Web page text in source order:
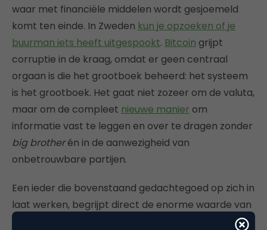
waar met financiële middelen wordt gesjoemeld
komt ten einde. In Zweden kun je opzoeken of je
buurman iets heeft uitgespookt. Bitcoin grijpt
corruptie in de kraag, omdat er geen centraal
orgaan is die het grootboek beheerd: het systeem
is het grootboek. Het gaat niet zozeer om de valuta,
maar om de compleet nieuwe manier om
informatie vast te leggen en over te dragen zonder
big brotherén in de aanwezigheid van
onbetrouwbare partijen.
Een ieder die bovenstaand gedachtegoed op zich in
laat werken, begrijpt direct de enorme waarde van
het bitcoin-protocol. Natuurlijk moeten we nog wel